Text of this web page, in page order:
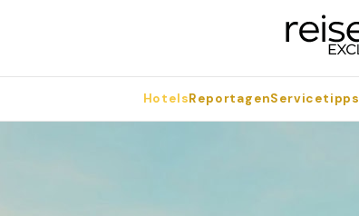
HotelsReportagenServicetipps